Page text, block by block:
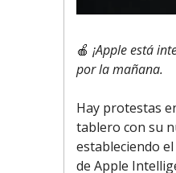
🍎 ¡Apple está
por la mañana.
Hay protestas
tablero con su
estableciendo
de Apple